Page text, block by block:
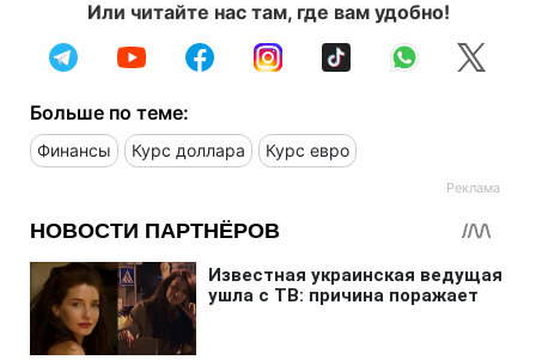
Или читайте нас там, где вам удобно!
Больше по теме:
Финансы Курс доллара Курс евро